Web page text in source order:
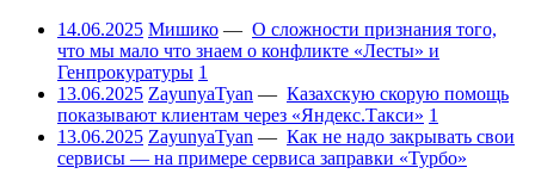
14.06.2025 Мишико — О сложности признания того,
что мы мало что знаем о конфликте «Лесты» и
Генпрокуратуры 1
13.06.2025 ZayunyaTyan — Казахскую скорую помощь
показывают клиентам через «Яндекс.Такси» 1
13.06.2025 ZayunyaTyan — Как не надо закрывать свои
сервисы — на примере сервиса заправки «Турбо»